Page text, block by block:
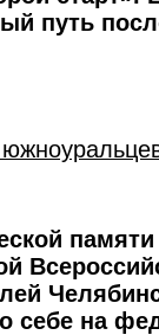
путь
себе на